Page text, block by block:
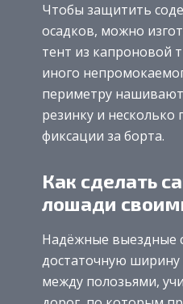
Чтобы защитить
осадков, можно
тент из капроновой
иного
периметру
резинку и
фиксации за борта.
Как сделать
лошади
Надёжные выездные
достаточную ширину
между полозьями,